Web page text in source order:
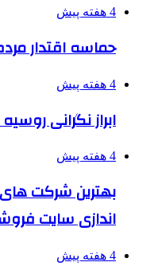
4 هفته پیش
حماسه اقتدار
4 هفته پیش
ابراز نگرانی
4 هفته پیش
بهترین شرکت های
اندازی سایت
4 هفته پیش